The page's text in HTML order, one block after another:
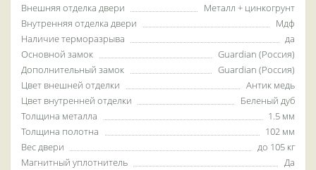
Внешняя отделка двери
Металл + цинкогрунт
Внутренняя отделка двери
Мдф
Наличие терморазрыва
да
Основной замок
Guardian (Россия)
Дополнительный замок
Guardian (Россия)
Цвет внешней отделки
Антик медь
Цвет внутренней отделки
Беленый дуб
Толщина металла
1.5 мм
Толщина полотна
102 мм
Вес двери
до 105 кг
Магнитный уплотнитель
Да